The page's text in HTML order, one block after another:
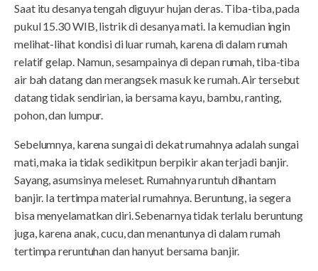
Saat itu desanya tengah diguyur hujan deras. Tiba-tiba, pada
pukul 15.30 WIB, listrik di desanya mati. Ia kemudian ingin
melihat-lihat kondisi di luar rumah, karena di dalam rumah
relatif gelap. Namun, sesampainya di depan rumah, tiba-tiba
air bah datang dan merangsek masuk ke rumah. Air tersebut
datang tidak sendirian, ia bersama kayu, bambu, ranting,
pohon, dan lumpur.
Sebelumnya, karena sungai di dekat rumahnya adalah sungai
mati, maka ia tidak sedikitpun berpikir akan terjadi banjir.
Sayang, asumsinya meleset. Rumahnya runtuh dihantam
banjir. Ia tertimpa material rumahnya. Beruntung, ia segera
bisa menyelamatkan diri. Sebenarnya tidak terlalu beruntung
juga, karena anak, cucu, dan menantunya di dalam rumah
tertimpa reruntuhan dan hanyut bersama banjir.